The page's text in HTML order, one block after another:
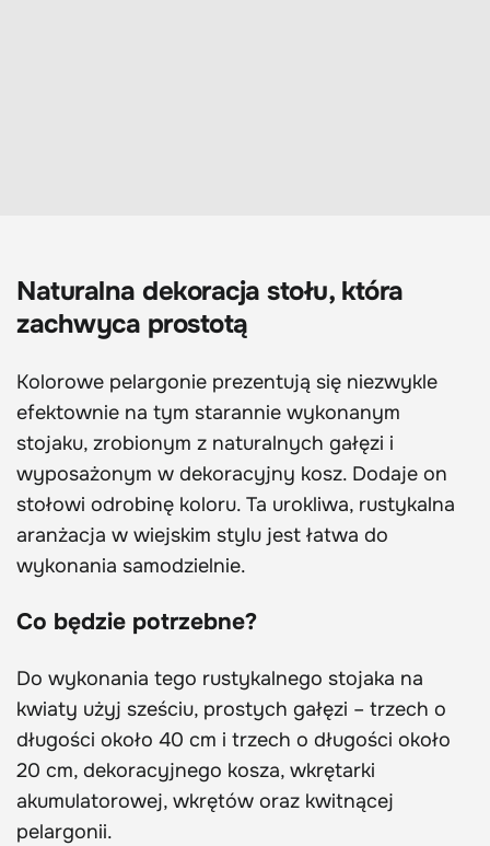
Naturalna dekoracja stołu, która
zachwyca prostotą
Kolorowe pelargonie prezentują się niezwykle
efektownie na tym starannie wykonanym
stojaku, zrobionym z naturalnych gałęzi i
wyposażonym w dekoracyjny kosz. Dodaje on
stołowi odrobinę koloru. Ta urokliwa, rustykalna
aranżacja w wiejskim stylu jest łatwa do
wykonania samodzielnie.
Co będzie potrzebne?
Do wykonania tego rustykalnego stojaka na
kwiaty użyj sześciu, prostych gałęzi – trzech o
długości około 40 cm i trzech o długości około
20 cm, dekoracyjnego kosza, wkrętarki
akumulatorowej, wkrętów oraz kwitnącej
pelargonii.